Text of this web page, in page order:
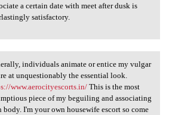
a certain date with meet after dusk is
satisfactory.
individuals
individuals animate or entice my vulgar
at unquestionably the essential look.
www.aerocityescorts.in/This is the most
piece of my beguiling and associating
body. I'm your own housewife escort so come